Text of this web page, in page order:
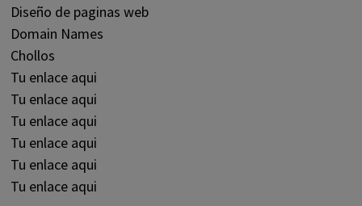
Diseño de paginas web
Domain Names
Chollos
Tu enlace aqui
Tu enlace aqui
Tu enlace aqui
Tu enlace aqui
Tu enlace aqui
Tu enlace aqui